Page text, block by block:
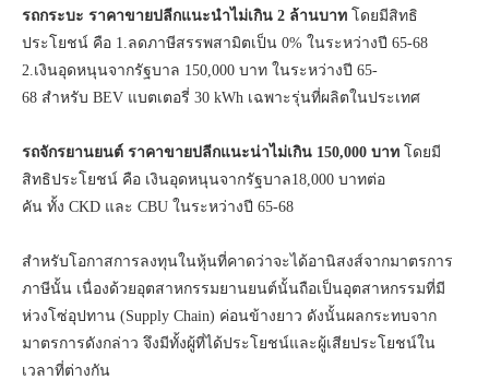
รถกระบะ ราคาขายปลีกแนะนำไม่เกิน 2 ล้านบาท โดยมีสิทธิ
ประโยชน์ คือ 1.ลดภาษีสรรพสามิตเป็น 0% ในระหว่างปี 65-68
2.เงินอุดหนุนจากรัฐบาล 150,000 บาท ในระหว่างปี 65-
68 สำหรับ BEV แบตเตอรี่ 30 kWh เฉพาะรุ่นที่ผลิตในประเทศ
รถจักรยานยนต์ ราคาขายปลีกแนะน่าไม่เกิน 150,000 บาท โดยมี
สิทธิประโยชน์ คือ เงินอุดหนุนจากรัฐบาล18,000 บาทต่อ
คัน ทั้ง CKD และ CBU ในระหว่างปี 65-68
สำหรับโอกาสการลงทุนในหุ้นที่คาดว่าจะได้อานิสงส์จากมาตรการ
ภาษีนั้น เนื่องด้วยอุตสาหกรรมยานยนต์นั้นถือเป็นอุตสาหกรรมที่มี
ห่วงโซ่อุปทาน (Supply Chain) ค่อนข้างยาว ดังนั้นผลกระทบจาก
มาตรการดังกล่าว จึงมีทั้งผู้ที่ได้ประโยชน์และผู้เสียประโยชน์ใน
เวลาที่ต่างกัน